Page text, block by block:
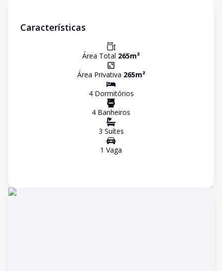
Características
Área Total 265m²
Área Privativa 265m²
4Dormitórios
4 Banheiros
3 Suítes
1 Vaga